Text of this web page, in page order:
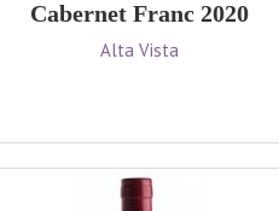
Cabernet Franc 2020
Alta Vista